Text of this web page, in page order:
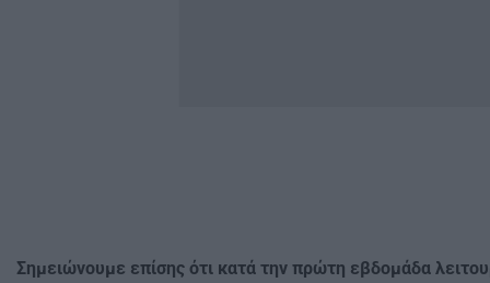
Σημειώνουμε επίσης ότι κατά την πρώτη εβδομάδα